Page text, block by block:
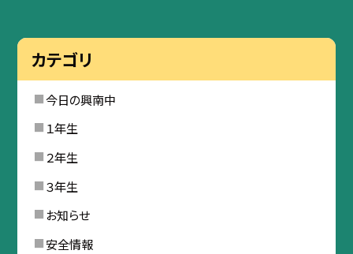
カテゴリ
今日の興南中
１年生
２年生
３年生
お知らせ
安全情報